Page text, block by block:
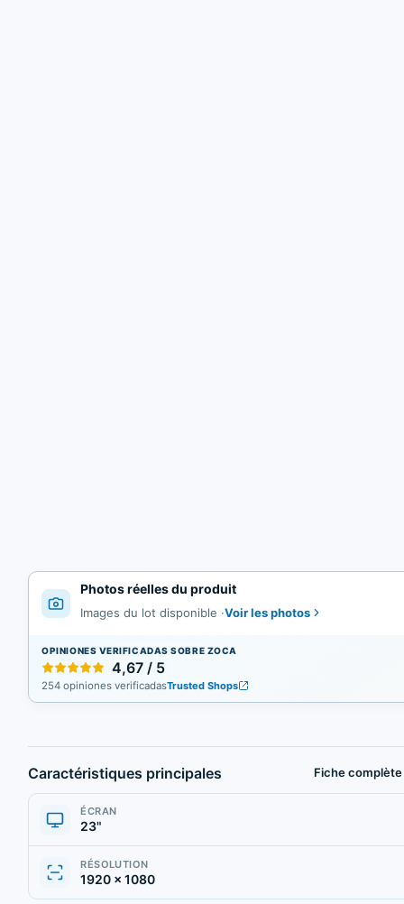
Photos réelles du produit
Images du lot disponible ·Voir les photos
OPINIONES VERIFICADAS SOBRE ZOCA
4,67 / 5
254 opiniones verificadasTrusted Shops
Caractéristiques principales Fiche complète
ÉCRAN
23"
RÉSOLUTION
1920 × 1080